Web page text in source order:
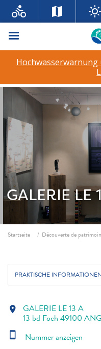
Menü
GALERIE LE
Fil d'ariane
Startseite Découverte de
PRAKTISCHE INFORMATIONEN
location_on GALERIE LE 13 A
13 bd Foch 49100
smartphone Nummer anzeigen